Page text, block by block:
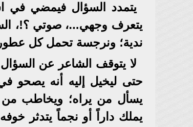
يتمدد السؤال فيمضي في
يتعرف وجهي...، صوتي ؟!،
ندية؛ ونرجسة تحمل كل
لا يتوقف الشاعر عن
حتى ليخيل إليه أنه يصحو
يسأل من يراه؛ ويخاطب من
يملك داراً أو نجماً يتدثر